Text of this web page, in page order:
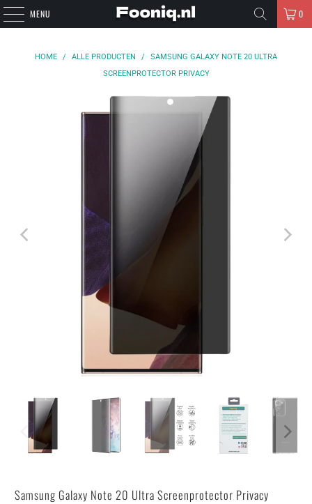
MENU 0
HOME / ALLE PRODUCTEN /
SAMSUNG GALAXY NOTE 20 ULTRA
SCREENPROTECTOR PRIVACY
Samsung Galaxy Note 20 Ultra Screenprotector Privacy